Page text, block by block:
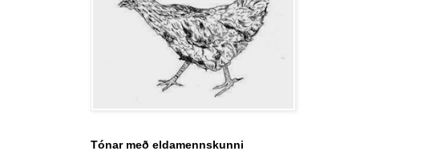
Tónar með eldamennskunni